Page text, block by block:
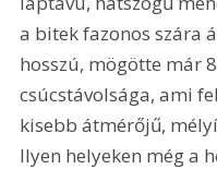
a bitek fazonos szára
hosszú, mögötte már
csúcstávolsága, ami
kisebb átmérőjű,
Ilyen helyeken még a